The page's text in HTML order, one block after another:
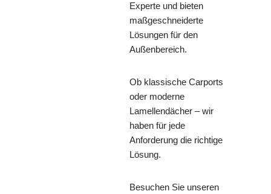
Experte und bieten
maßgeschneiderte
Lösungen für den
Außenbereich.
Ob klassische Carports
oder moderne
Lamellendächer – wir
haben für jede
Anforderung die richtige
Lösung.
Besuchen Sie unseren